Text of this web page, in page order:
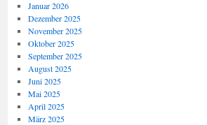
Januar 2026
Dezember 2025
November 2025
Oktober 2025
September 2025
August 2025
Juni 2025
Mai 2025
April 2025
März 2025